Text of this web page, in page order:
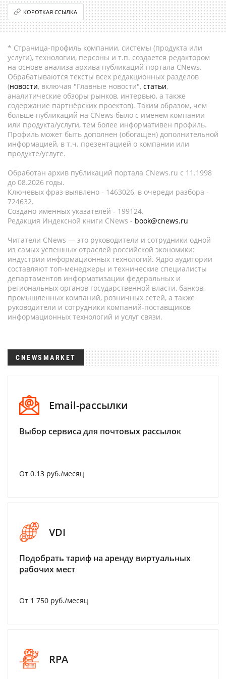
КОРОТКАЯ ССЫЛКА
* Страница-профиль компании, системы (продукта или
услуги), технологии, персоны и т.п. создается редактором
на основе анализа архива публикаций портала CNews.
Обрабатываются тексты всех редакционных разделов
(новости, включая "Главные новости", статьи,
аналитические обзоры рынков, интервью, а также
содержание партнёрских проектов). Таким образом, чем
больше публикаций на CNews было с именем компании
или продукта/услуги, тем более информативен профиль.
Профиль может быть дополнен (обогащен) дополнительной
информацией, в т.ч. презентацией о компании или
продукте/услуге.
Обработан архив публикаций портала CNews.ru c 11.1998
до 08.2026 годы.
Ключевых фраз выявлено - 1463026, в очереди разбора -
724632.
Создано именных указателей - 199124.
Редакция Индексной книги CNews - book@cnews.ru
Читатели CNews — это руководители и сотрудники одной
из самых успешных отраслей российской экономики:
индустрии информационных технологий. Ядро аудитории
составляют топ-менеджеры и технические специалисты
департаментов информатизации федеральных и
региональных органов государственной власти, банков,
промышленных компаний, розничных сетей, а также
руководители и сотрудники компаний-поставщиков
информационных технологий и услуг связи.
CNEWSMARKET
Email-рассылки
Выбор сервиса для почтовых рассылок
От 0.13 руб./месяц
VDI
Подобрать тариф на аренду виртуальных
рабочих мест
От 1 750 руб./месяц
RPA